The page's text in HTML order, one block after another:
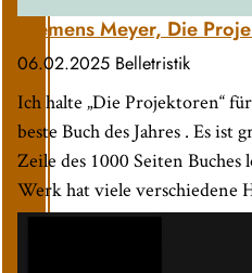
Clemens Meyer, Die
06.02.2025 Belletristik
Ich halte „Die Projektoren“
beste Buch des Jahres . Es
Zeile des 1000 Seiten Buches
Werk hat viele verschiedene